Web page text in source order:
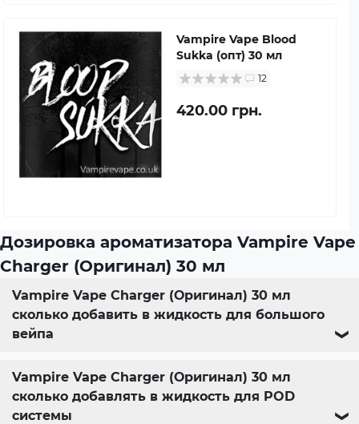
Vampire Vape Blood
Sukka (опт) 30 мл
12
420.00 грн.
Дозировка ароматизатора Vampire Vape
Charger (Оригинал) 30 мл
Vampire Vape Charger (Оригинал) 30 мл
сколько добавить в жидкость для большого
вейпа
❯
Vampire Vape Charger (Оригинал) 30 мл
сколько добавлять в жидкость для POD
системы
❯